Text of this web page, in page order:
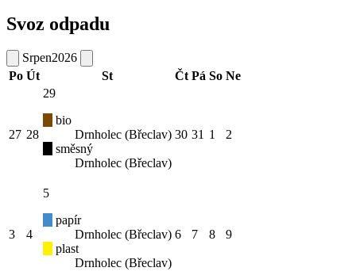
Svoz odpadu
Srpen2026
Po Út St Čt Pá So Ne
27 28
29
bio
Drnholec (Břeclav)
směsný
Drnholec (Břeclav)
30 31 1 2
3 4
5
papír
Drnholec (Břeclav)
plast
Drnholec (Břeclav)
6 7 8 9